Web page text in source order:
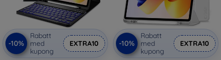
-10%
Rabatt
med
kupong
EXTRA10 -10%
Rabatt
med
kupong
EXTRA10